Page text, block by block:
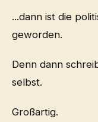
...dann ist die
geworden.
Denn dann
selbst.
Großartig.